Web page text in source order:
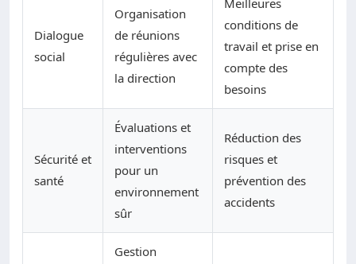
Dialogue
social
Organisation
de réunions
régulières avec
la direction
Meilleures
conditions de
travail et prise en
compte des
besoins
Sécurité et
santé
Évaluations et
interventions
pour un
environnement
sûr
Réduction des
risques et
prévention des
accidents
Gestion